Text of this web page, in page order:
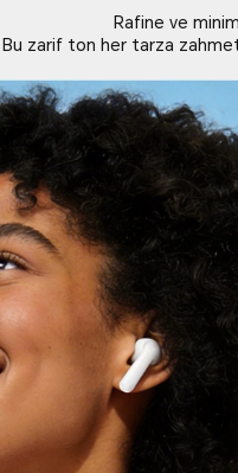
Rafine ve
Bu zarif ton her tarza